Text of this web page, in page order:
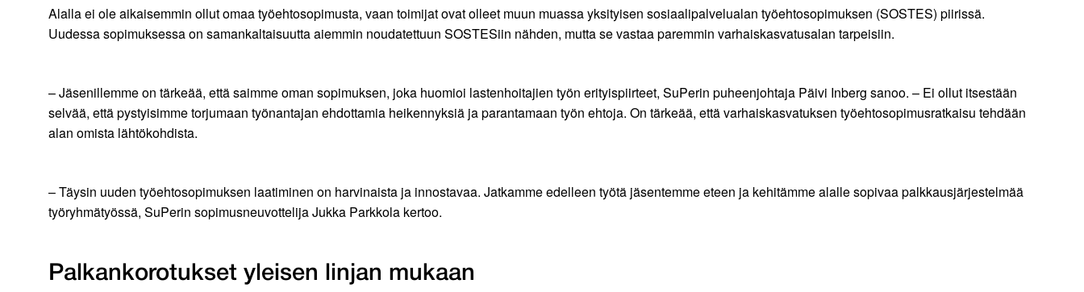
Alalla ei ole aikaisemmin ollut omaa työehtosopimusta, vaan toimijat ovat olleet muun muassa yksityisen sosiaalipalvelualan työehtosopimuksen (SOSTES) piirissä.
Uudessa sopimuksessa on samankaltaisuutta aiemmin noudatettuun SOSTESiin nähden, mutta se vastaa paremmin varhaiskasvatusalan tarpeisiin.
– Jäsenillemme on tärkeää, että saimme oman sopimuksen, joka huomioi lastenhoitajien työn erityispiirteet, SuPerin puheenjohtaja Päivi Inberg sanoo. – Ei ollut itsestään
selvää, että pystyisimme torjumaan työnantajan ehdottamia heikennyksiä ja parantamaan työn ehtoja. On tärkeää, että varhaiskasvatuksen työehtosopimusratkaisu tehdään
alan omista lähtökohdista.
– Täysin uuden työehtosopimuksen laatiminen on harvinaista ja innostavaa. Jatkamme edelleen työtä jäsentemme eteen ja kehitämme alalle sopivaa palkkausjärjestelmää
työryhmätyössä, SuPerin sopimusneuvottelija Jukka Parkkola kertoo.
Palkankorotukset yleisen linjan mukaan